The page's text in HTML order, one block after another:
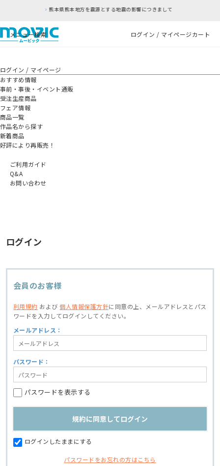
熊本県熊本地方を震源とする地震の影響につきまして
メニュー検索 ログイン / マイページカート
ログイン / マイページ
おすすめ情報
事前・事後・イベント通販
受注生産商品
フェア情報
商品一覧
作品名から探す
新着商品
好評により再販売！
ご利用ガイド
Q&A
お問い合わせ
ログイン
会員のお客様
利用規約 および個人情報保護方針に同意の上、
メールアドレスとパス
ワードを入力してログインしてください。
メールアドレス：
パスワード：
パスワードを表示する
ログインしたままにする
パスワードをお忘れの方はこちら